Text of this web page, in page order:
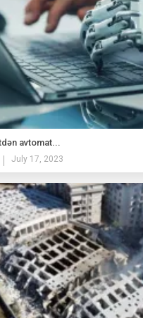
avtomat...
July 17, 2023